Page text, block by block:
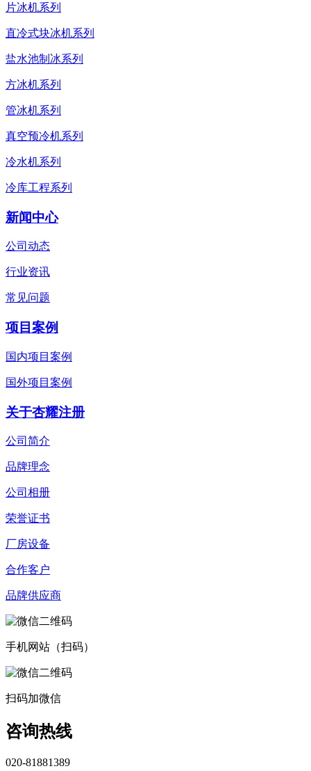
片冰机系列
直冷式块冰机系列
盐水池制冰系列
方冰机系列
管冰机系列
真空预冷机系列
冷水机系列
冷库工程系列
新闻中心
公司动态
行业资讯
常见问题
项目案例
国内项目案例
国外项目案例
关于杏耀注册
公司简介
品牌理念
公司相册
荣誉证书
厂房设备
合作客户
品牌供应商
手机网站（扫码）
扫码加微信
咨询热线
020-81881389